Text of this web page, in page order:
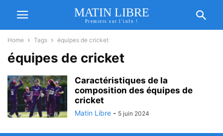
MATIN LIBRE
Premiers sur l'info !
Home Tags équipes de cricket
équipes de cricket
Caractéristiques de la
composition des équipes de
cricket
Matin Libre - 5 juin 2024